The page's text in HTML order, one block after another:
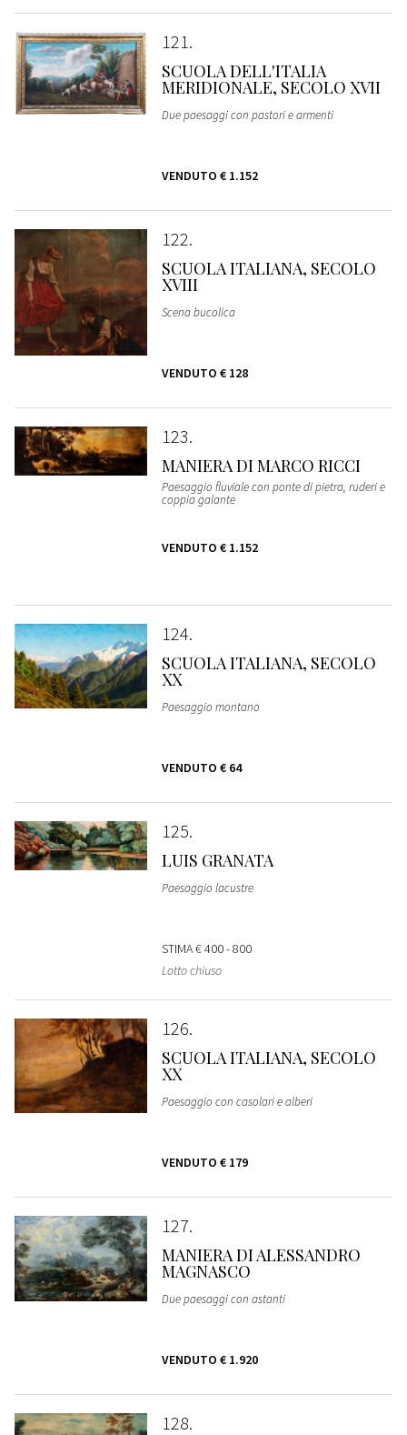
121
SCUOLA DELL'ITALIA
MERIDIONALE, SECOLO XVII
Due paesaggi con pastori e armenti
VENDUTO € 1.152
122
SCUOLA ITALIANA, SECOLO
XVIII
Scena bucolica
VENDUTO € 128
123
MANIERA DI MARCO RICCI
Paesaggio fluviale con ponte di pietra, ruderi e
coppia galante
VENDUTO € 1.152
124
SCUOLA ITALIANA, SECOLO
XX
Paesaggio montano
VENDUTO € 64
125
LUIS GRANATA
Paesaggio lacustre
STIMA€ 400 - 800
Lotto chiuso
126
SCUOLA ITALIANA, SECOLO
XX
Paesaggio con casolari e alberi
VENDUTO € 179
127
MANIERA DI ALESSANDRO
MAGNASCO
Due paesaggi con astanti
VENDUTO € 1.920
128